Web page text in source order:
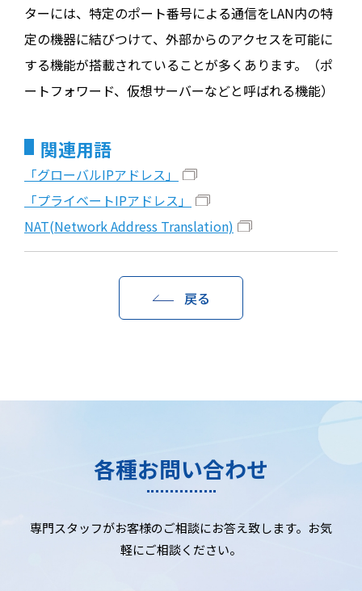
ターには、特定のポート番号による通信をLAN内の特
定の機器に結びつけて、外部からのアクセスを可能に
する機能が搭載されていることが多くあります。（ポ
ートフォワード、仮想サーバーなどと呼ばれる機能）
関連用語
「グローバルIPアドレス」
「プライベートIPアドレス」
NAT(Network Address Translation)
戻る
各種お問い合わせ
専門スタッフがお客様のご相談にお答え致します。お気
軽にご相談ください。